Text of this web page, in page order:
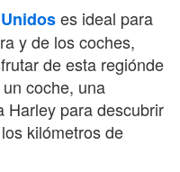
es ideal para
y de los coches,
de esta regiónde
coche, una
Harley para descubrir
kilómetros de